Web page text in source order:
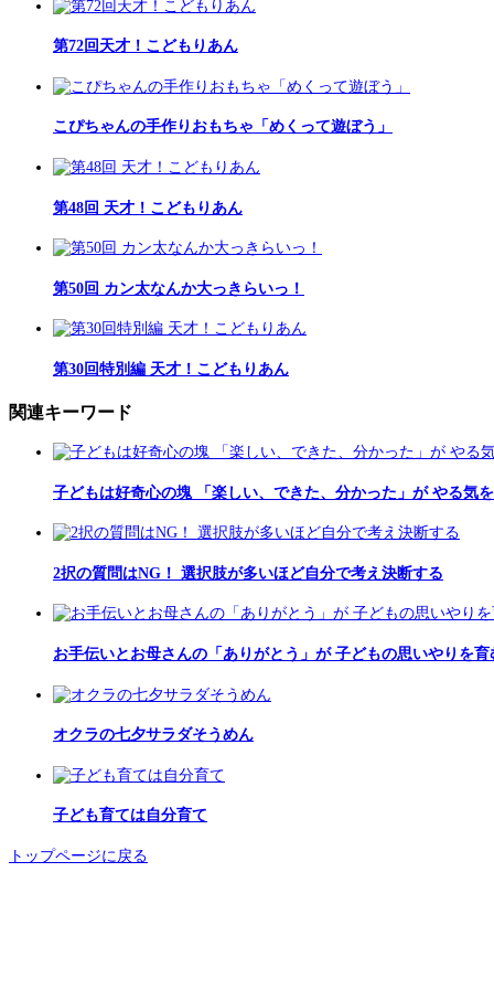
第72回天才！こどもりあん
こぴちゃんの手作りおもちゃ「めくって遊ぼう」
第48回 天才！こどもりあん
第50回 カン太なんか大っきらいっ！
第30回特別編 天才！こどもりあん
関連キーワード
子どもは好奇心の塊 「楽しい、できた、分かった」が やる気
2択の質問はNG！ 選択肢が多いほど自分で考え決断する
お手伝いとお母さんの「ありがとう」が 子どもの思いやりを育
オクラの七夕サラダそうめん
子ども育ては自分育て
トップページに戻る